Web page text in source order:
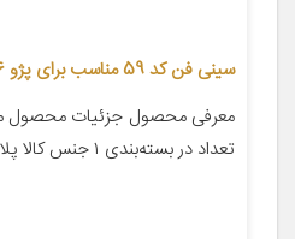
سینی فن کد 59 مناسب برای پژو 206
تعداد در بسته‌بندی ۱ جنس کالا پلاستیک